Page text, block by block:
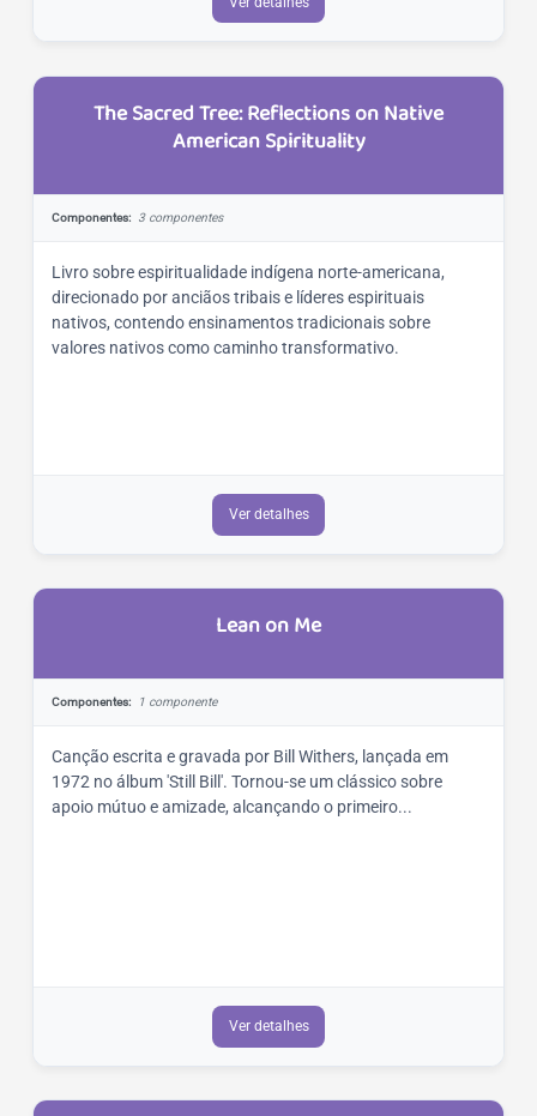
The Sacred Tree: Reflections on Native
American Spirituality
Componentes: 3 componentes
Livro sobre espiritualidade indígena norte-americana,
direcionado por anciãos tribais e líderes espirituais
nativos, contendo ensinamentos tradicionais sobre
valores nativos como caminho transformativo.
Ver detalhes
Lean on Me
Componentes: 1 componente
Canção escrita e gravada por Bill Withers, lançada em
1972 no álbum 'Still Bill'. Tornou-se um clássico sobre
apoio mútuo e amizade, alcançando o primeiro...
Ver detalhes